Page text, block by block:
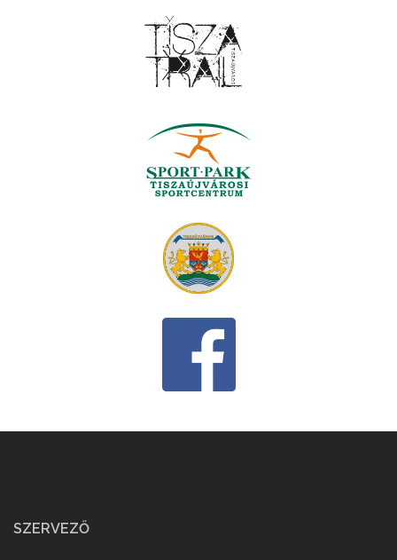
SZERVEZŐ